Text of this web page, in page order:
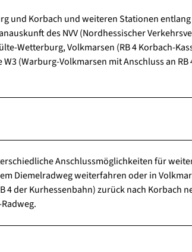
und Korbach und weiteren Stationen
des NVV (Nordhessischer
Wetterburg, Volkmarsen (RB 4 Korbach-
(Warburg-Volkmarsen mit Anschluss an
Anschlussmöglichkeiten für
Diemelradweg weiterfahren oder in
der Kurhessenbahn) zurück nach Korbach